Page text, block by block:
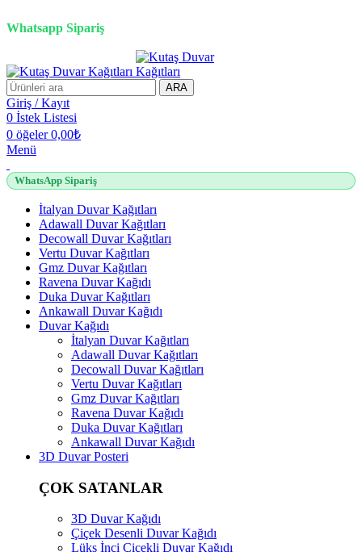
Whatsapp Sipariş
ARA
Giriş / Kayıt
0 İstek Listesi
0 öğeler 0,00₺
Menü
WhatsApp Sipariş
İtalyan Duvar Kağıtları
Adawall Duvar Kağıtları
Decowall Duvar Kağıtları
Vertu Duvar Kağıtları
Gmz Duvar Kağıtları
Ravena Duvar Kağıdı
Duka Duvar Kağıtları
Ankawall Duvar Kağıdı
Duvar Kağıdı
İtalyan Duvar Kağıtları
Adawall Duvar Kağıtları
Decowall Duvar Kağıtları
Vertu Duvar Kağıtları
Gmz Duvar Kağıtları
Ravena Duvar Kağıdı
Duka Duvar Kağıtları
Ankawall Duvar Kağıdı
3D Duvar Posteri
ÇOK SATANLAR
3D Duvar Kağıdı
Çiçek Desenli Duvar Kağıdı
Lüks İnci Çiçekli Duvar Kağıdı